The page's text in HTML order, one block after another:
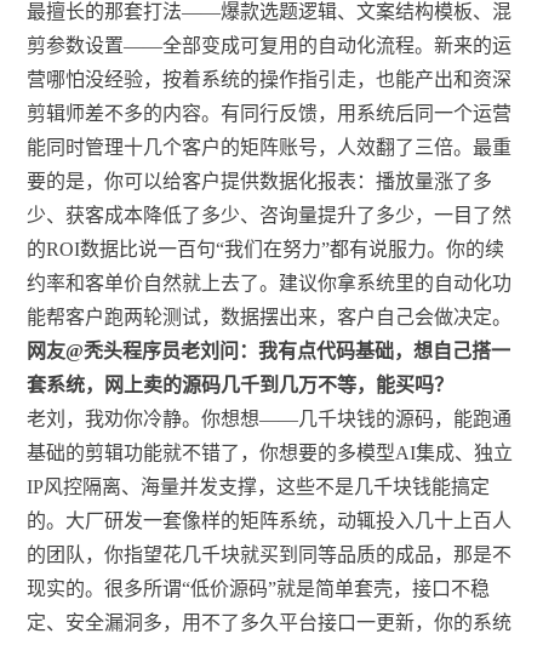
最擅长的那套打法——爆款选题逻辑、文案结构模板、混
剪参数设置——全部变成可复用的自动化流程。新来的运
营哪怕没经验，按着系统的操作指引走，也能产出和资深
剪辑师差不多的内容。有同行反馈，用系统后同一个运营
能同时管理十几个客户的矩阵账号，人效翻了三倍。最重
要的是，你可以给客户提供数据化报表：播放量涨了多
少、获客成本降低了多少、咨询量提升了多少，一目了然
的ROI数据比说一百句“我们在努力”都有说服力。你的续
约率和客单价自然就上去了。建议你拿系统里的自动化功
能帮客户跑两轮测试，数据摆出来，客户自己会做决定。
网友@秃头程序员老刘问：我有点代码基础，想自己搭一
套系统，网上卖的源码几千到几万不等，能买吗？
老刘，我劝你冷静。你想想——几千块钱的源码，能跑通
基础的剪辑功能就不错了，你想要的多模型AI集成、独立
IP风控隔离、海量并发支撑，这些不是几千块钱能搞定
的。大厂研发一套像样的矩阵系统，动辄投入几十上百人
的团队，你指望花几千块就买到同等品质的成品，那是不
现实的。很多所谓“低价源码”就是简单套壳，接口不稳
定、安全漏洞多，用不了多久平台接口一更新，你的系统